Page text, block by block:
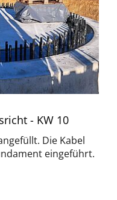
- KW 10
Die Kabel
eingeführt.